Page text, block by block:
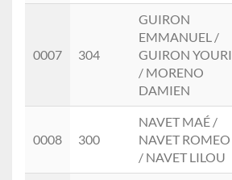
0007 304
GUIRON
EMMANUEL /
GUIRON YOURI
/ MORENO
DAMIEN
0008 300
NAVET MAÉ /
NAVET ROMEO
/ NAVET LILOU